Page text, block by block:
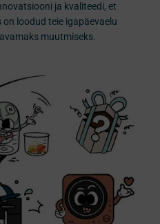
ja kvaliteedi, et
loodud teie igapäevaelu
muutmiseks.